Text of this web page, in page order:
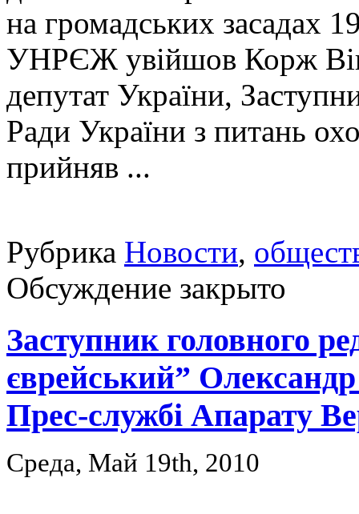
на громадських засадах
УНРЄЖ увійшов Корж
депутат України,
Ради України з питань
прийняв ...
Рубрика Новости,
Обсуждение закрыто
Заступник головного
єврейський”
Прес-службі Апарату
Среда, Май 19th, 2010